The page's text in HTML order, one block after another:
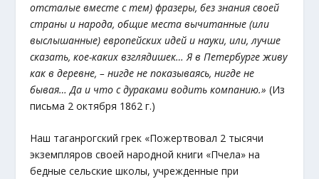
отсталые вместе с тем) фразеры, без знания своей
страны и народа, общие места вычитанные (или
выслышанные) европейских идей и науки, или, лучше
сказать, кое-каких взглядишек… Я в Петербурге живу
как в деревне, – нигде не показываясь, нигде не
бывая… Да и что с дураками водить компанию.» (Из
письма 2 октября 1862 г.)
Наш таганрогский грек «Пожертвовал 2 тысячи
экземпляров своей народной книги «Пчела» на
бедные сельские школы, учрежденные при